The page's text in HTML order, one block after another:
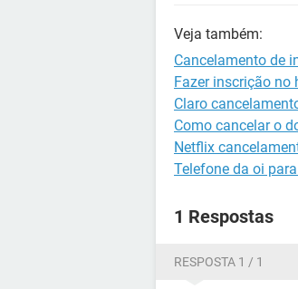
Veja também:
Cancelamento de
Fazer inscrição no
Claro
Como cancelar o
Netflix
Telefone da oi
1 Respostas
RESPOSTA 1 / 1